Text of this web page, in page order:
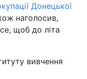
Донецької
наголосив,
щоб до літа
вивчення